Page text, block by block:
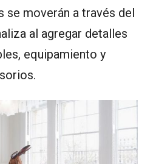
se moverán a través del
al agregar detalles
equipamiento y